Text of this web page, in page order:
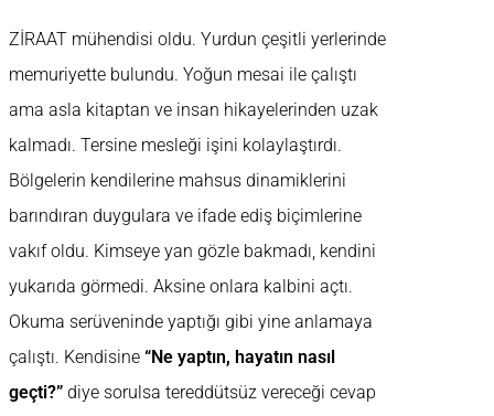
ZİRAAT mühendisi oldu. Yurdun çeşitli yerlerinde
memuriyette bulundu. Yoğun mesai ile çalıştı
ama asla kitaptan ve insan hikayelerinden uzak
kalmadı. Tersine mesleği işini kolaylaştırdı.
Bölgelerin kendilerine mahsus dinamiklerini
barındıran duygulara ve ifade ediş biçimlerine
vakıf oldu. Kimseye yan gözle bakmadı, kendini
yukarıda görmedi. Aksine onlara kalbini açtı.
Okuma serüveninde yaptığı gibi yine anlamaya
çalıştı. Kendisine “Ne yaptın, hayatın nasıl
geçti?” diye sorulsa tereddütsüz vereceği cevap